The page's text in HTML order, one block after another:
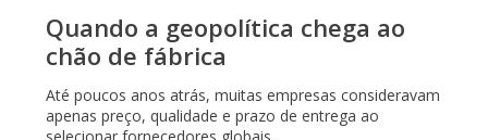
Quando a geopolítica chega ao
chão de fábrica
Até poucos anos atrás, muitas empresas consideravam
apenas preço, qualidade e prazo de entrega ao